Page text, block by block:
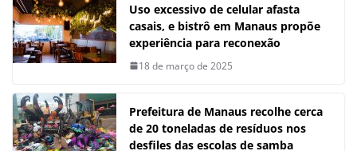
Uso excessivo de celular afasta
casais, e bistrô em Manaus propõe
experiência para reconexão
18 de março de 2025
Prefeitura de Manaus recolhe cerca
de 20 toneladas de resíduos nos
desfiles das escolas de samba